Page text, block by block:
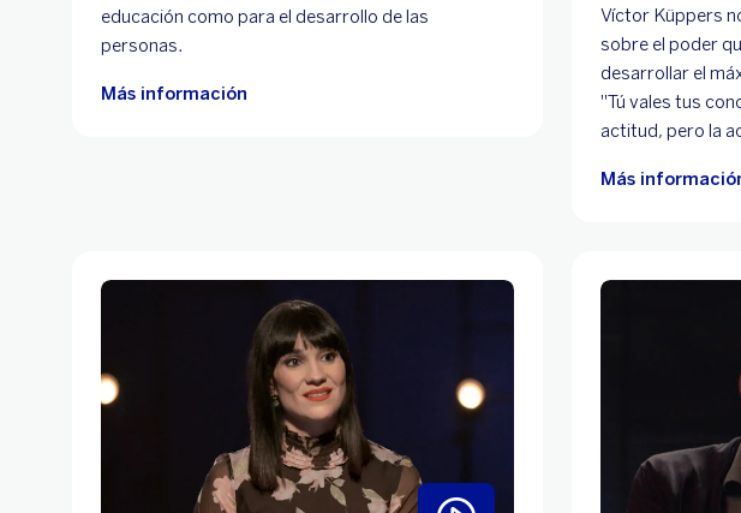
educación como para el desarrollo de las
personas.
Más información
Víctor Küppers
sobre el poder
desarrollar el
"Tú vales tus
actitud, pero la
Más